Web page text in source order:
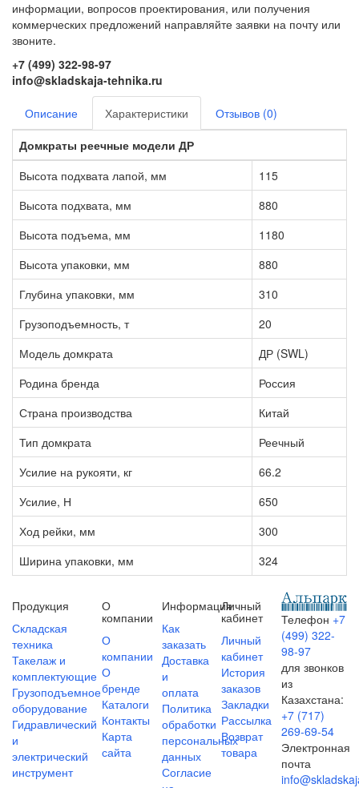
информации, вопросов проектирования, или получения
коммерческих предложений направляйте заявки на почту или
звоните.
+7 (499) 322-98-97
info@skladskaja-tehnika.ru
Описание Характеристики
Отзывов (0)
Домкраты реечные модели ДР
Высота подхвата лапой, мм
115
Высота подхвата, мм
880
Высота подъема, мм
1180
Высота упаковки, мм
880
Глубина упаковки, мм
310
Грузоподъемность, т
20
Модель домкрата
ДР (SWL)
Родина бренда
Россия
Страна производства
Китай
Тип домкрата
Реечный
Усилие на рукояти, кг
66.2
Усилие, Н
650
Ход рейки, мм
300
Ширина упаковки, мм
324
Продукция
Складская
техника
Такелаж и
комплектующие
Грузоподъемное
оборудование
Гидравлический
и
электрический
инструмент
О
компании
О
компании
О
бренде
Каталоги
Контакты
Карта
сайта
Информация
Как
заказать
Доставка
и
оплата
Политика
обработки
персональных
данных
Согласие
Личный
кабинет
Личный
кабинет
История
заказов
Закладки
Рассылка
Возврат
товара
Телефон +7
(499) 322-
98-97
для звонков
из
Казахстана:
+7 (717)
269-69-54
Электронная
почта